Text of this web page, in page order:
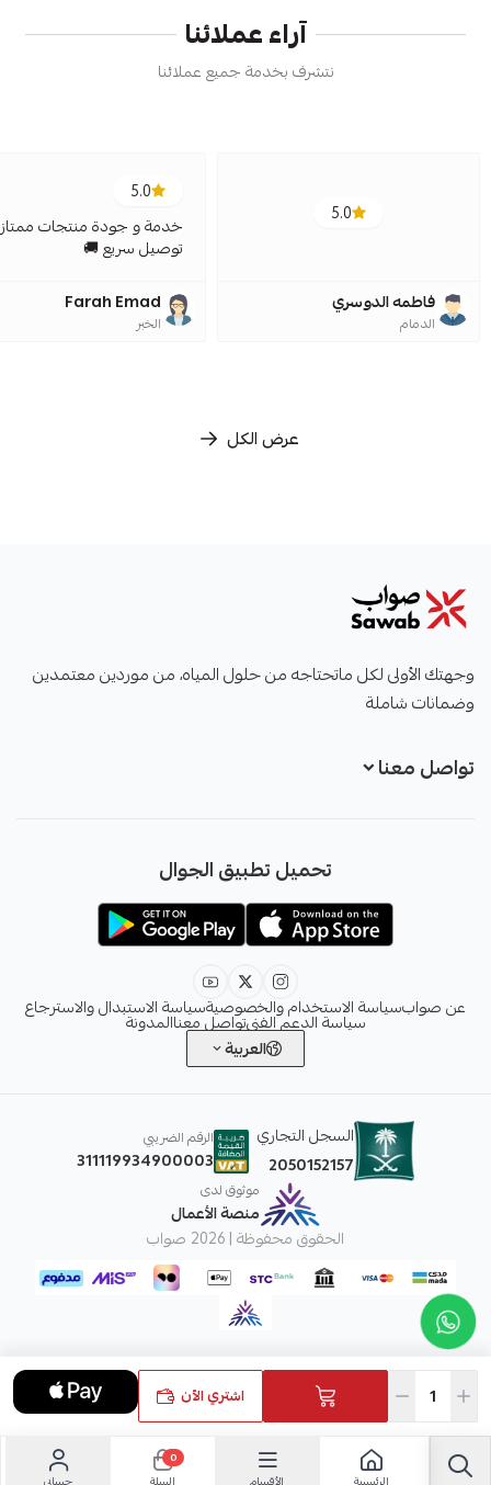
اشتري الآن
آراء عملائنا
نتشرف بخدمة جميع عملائنا
5.0
فاطمه الدوسري
الدمام
5.0
خدمة و جودة منتجات
توصيل سريع 🚚
Farah Emad
الخبر
عرض الكل
0
وجهتك الأولى لكل ماتحتاجه من حلول المياه، من موردين معتمدين
وضمانات شاملة
تواصل معنا
info@sawab.app
تحميل تطبيق الجوال
عن صوابسياسة الاستخدام والخصوصيةسياسة الاستبدال والاسترجاع
سياسة الدعم الفنيتواصل معناالمدونة
العربية
السجل التجاري
2050152157
الرقم الضريبي
311119934900003
موثوق لدى
منصة الأعمال
الحقوق محفوظة | 2026
صواب